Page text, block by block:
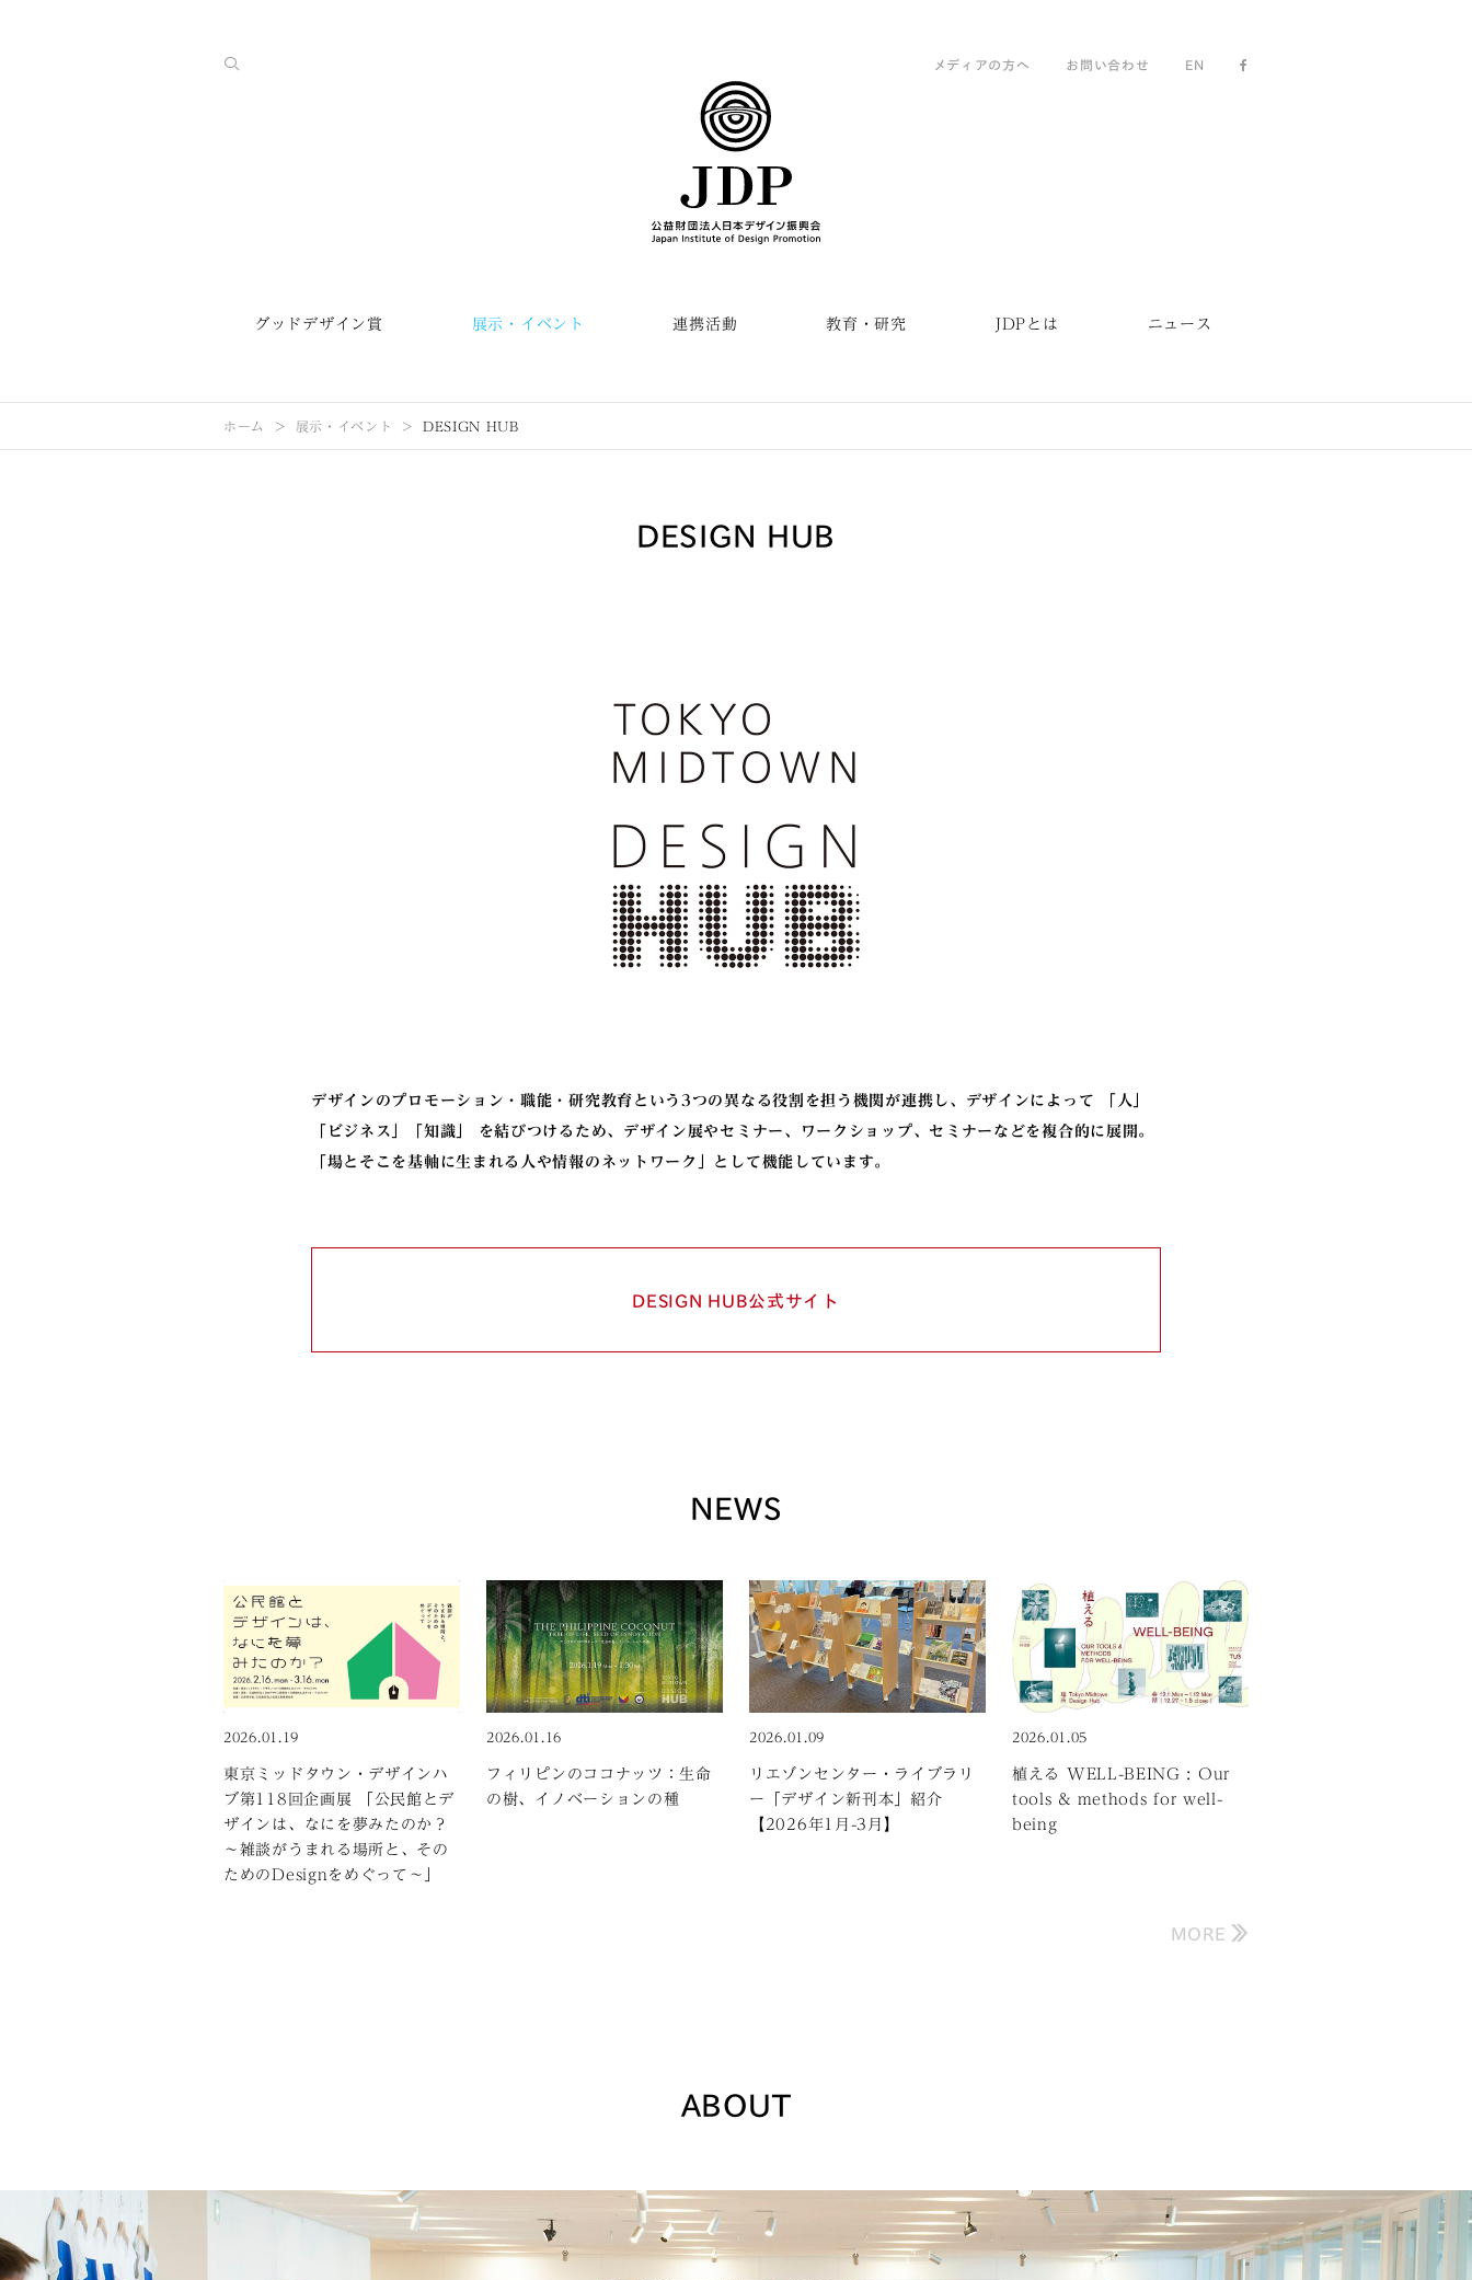
メディアの方へ お問い合わせ EN
グッドデザイン賞 展示・イベント 連携活動 教育・研究 JDPとは ニュース
ホーム 展示・イベント DESIGN HUB
DESIGN HUB
デザインのプロモーション・職能・研究教育という3つの異なる役割を担う機関が連携し、デザインによって 「人」
「ビジネス」「知識」 を結びつけるため、デザイン展やセミナー、ワークショップ、セミナーなどを複合的に展開。
「場とそこを基軸に生まれる人や情報のネットワーク」として機能しています。
DESIGN HUB公式サイト
NEWS
2026.01.19 facebook
twitter
東京ミッドタウン・デザインハ
ブ第118回企画展 「公民館とデ
ザインは、なにを夢みたのか？
～雑談がうまれる場所と、その
ためのDesignをめぐって～」
2026.01.16 facebook
twitter
フィリピンのココナッツ：生命
の樹、イノベーションの種
2026.01.09 facebook
twitter
リエゾンセンター・ライブラリ
ー「デザイン新刊本」紹介
【2026年1月-3月】
2026.01.05
植える WELL-BEING : Our
tools & methods for well-
being
MORE
ABOUT